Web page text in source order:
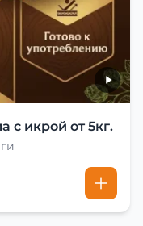
с икрой от 5кг.